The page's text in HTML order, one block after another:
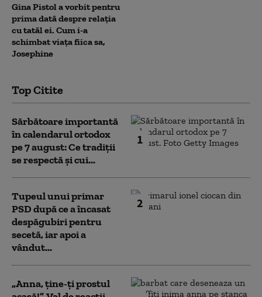
Gina Pistol a vorbit pentru
prima dată despre relația
cu tatăl ei. Cum i-a
schimbat viața fiica sa,
Josephine
Top Citite
1
Sărbătoare importantă
în calendarul ortodox
pe 7 august: Ce tradiții
se respectă și cui...
2
Tupeul unui primar
PSD după ce a încasat
despăgubiri pentru
secetă, iar apoi a
vândut...
„Anna, ţine-ţi prostul